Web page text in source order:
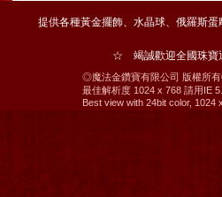
提供各種黃金擺飾、水晶球、俄羅斯
☆ 竭誠歡迎全國珠
◎魔法金鑽寶有限公司 版權所
最佳解析度 1024 x 768 請用IE
Best view with 24bit color, 1024